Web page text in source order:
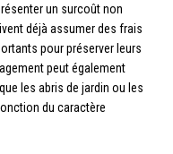
un surcoût non
déjà assumer des frais
pour préserver leurs
peut également
les abris de jardin ou les
du caractère